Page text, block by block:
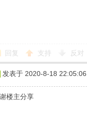
回复 支持 反对
发表于 2020-8-18 22:05:06
楼主分享